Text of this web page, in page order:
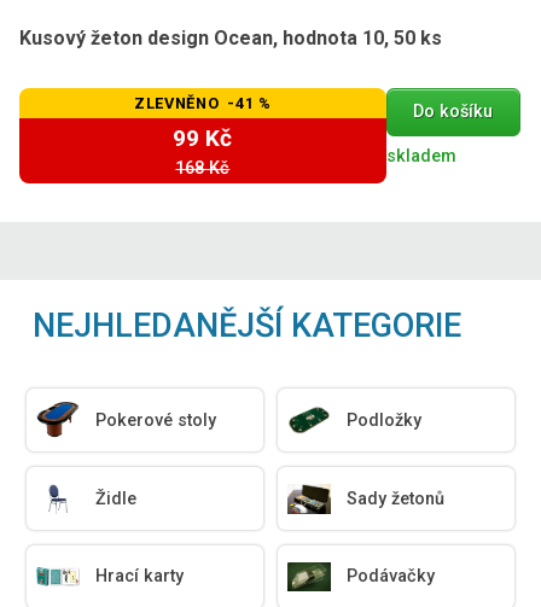
Kusový žeton design Ocean, hodnota 10, 50 ks
ZLEVNĚNO -41 %
99 Kč
168 Kč
Do košíku
skladem
NEJHLEDANĚJŠÍ KATEGORIE
Pokerové stoly Podložky
Židle Sady žetonů
Hrací karty Podávačky